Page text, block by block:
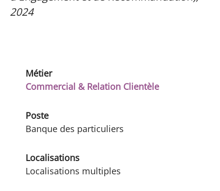
2024
Métier
Commercial & Relation Clientèle
Poste
Banque des particuliers
Localisations
Localisations multiples